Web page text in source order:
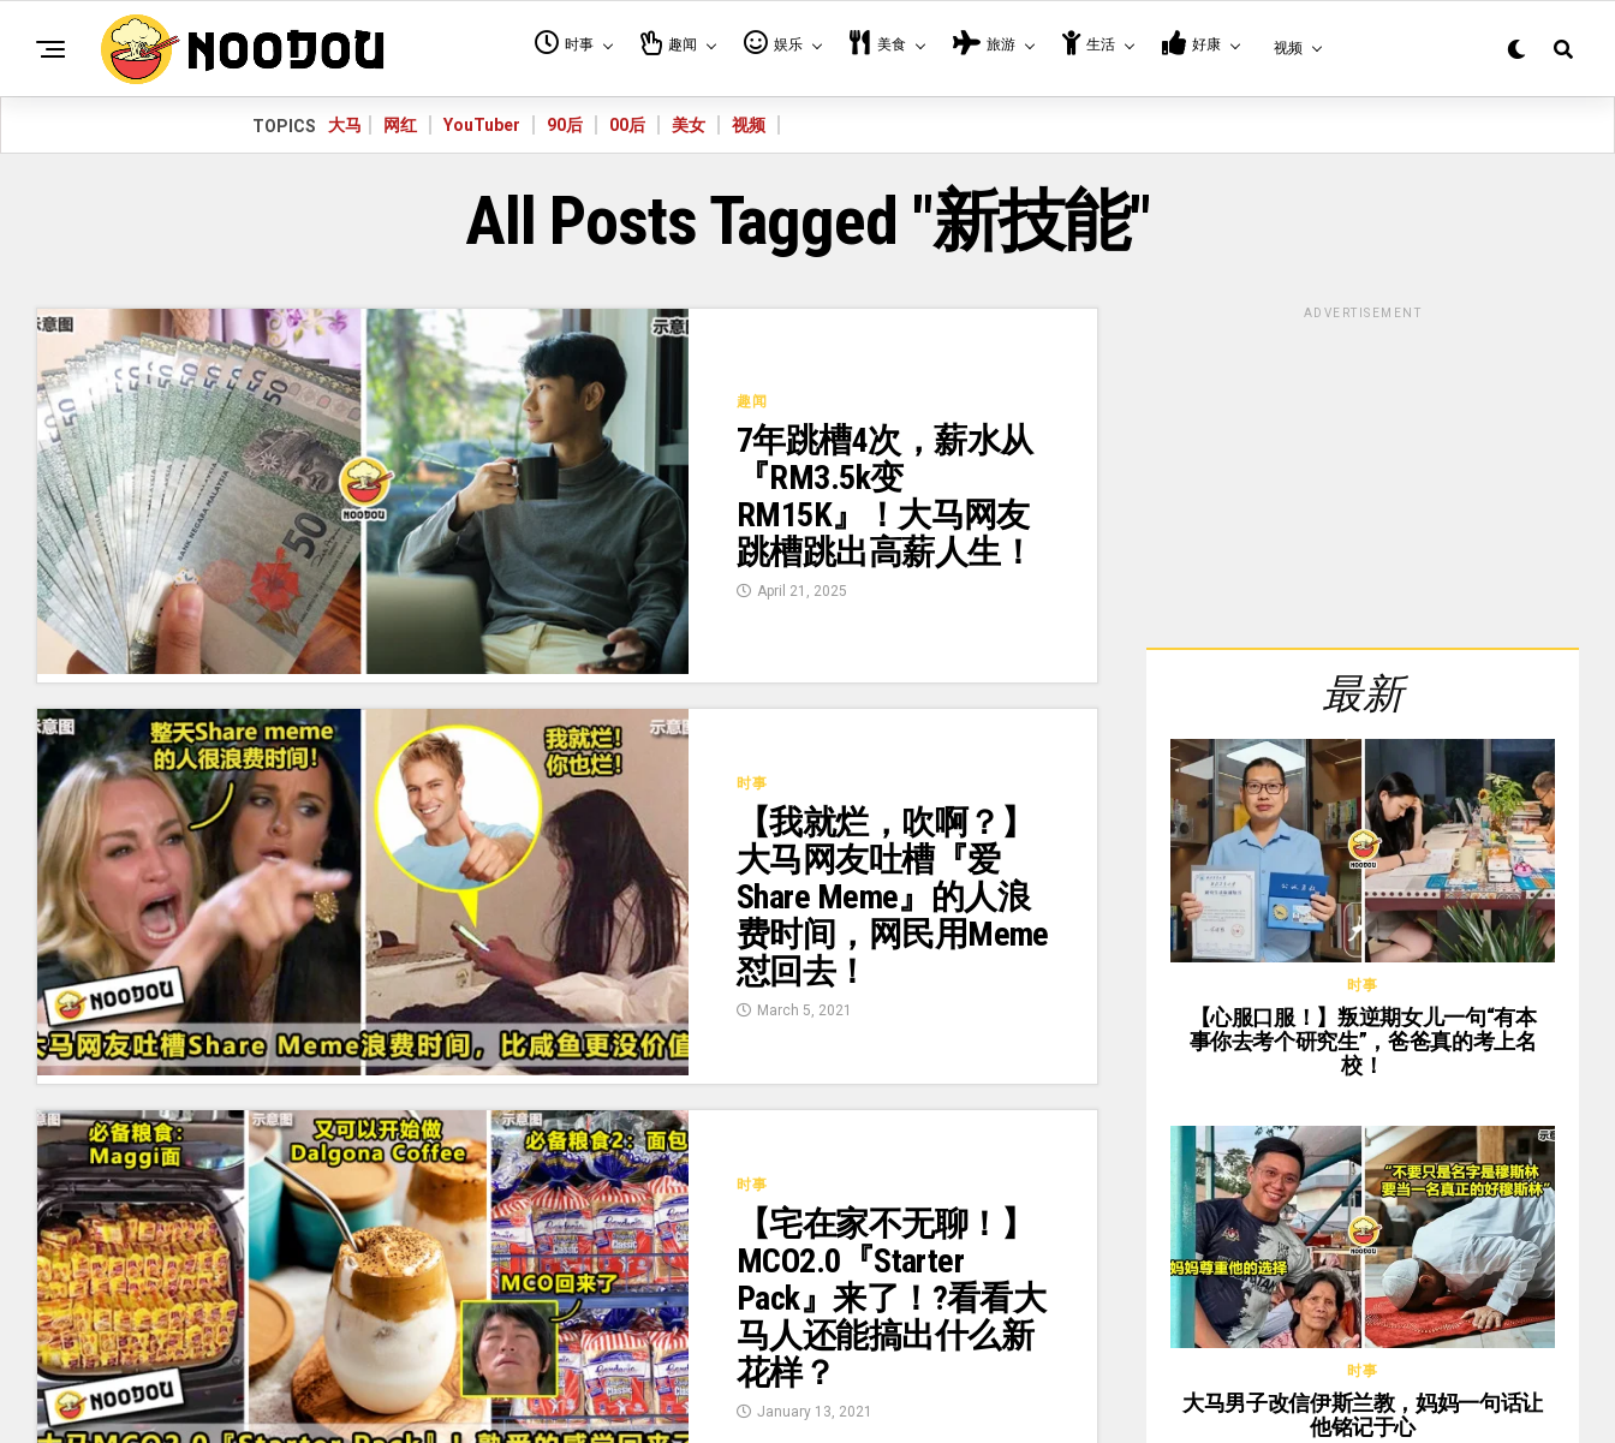
时事 趣闻 娱乐 美食 旅游 生活 好康 视频
TOPICS 大马 网红 YouTuber 90后 00后 美女 视频
All Posts Tagged "新技能"
趣闻
7年跳槽4次，薪水从
『RM3.5k变
RM15K』！大马网友
跳槽跳出高薪人生！
April 21, 2025
时事
【我就烂，吹啊？】
大马网友吐槽『爱
Share Meme』的人浪
费时间，网民用Meme
怼回去！
March 5, 2021
时事
【宅在家不无聊！】
MCO2.0『Starter
Pack』来了！?看看大
马人还能搞出什么新
花样？
January 13, 2021
ADVERTISEMENT
最新
时事
【心服口服！】叛逆期女儿一句“有本
事你去考个研究生”，爸爸真的考上名
校！
时事
大马男子改信伊斯兰教，妈妈一句话让
他铭记于心